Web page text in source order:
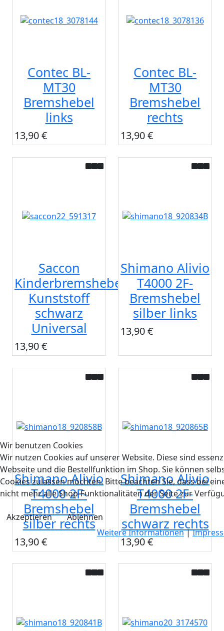
Contec BL-
MT30
Bremshebel
links
13,90 €
Contec BL-
MT30
Bremshebel
rechts
13,90 €
Saccon
Kinderbremshebel
Kunststoff
schwarz
Universal
13,90 €
Shimano Alivio
T4000 2F-
Bremshebel
silber links
13,90 €
Shimano Alivio
T4000 2F-
Bremshebel
silber rechts
13,90 €
Shimano Alivio
T4000 2F-
Bremshebel
schwarz rechts
13,90 €
Wir benutzen Cookies
Wir nutzen Cookies auf unserer Website. Diese sind
Webseite und die Bestellfunktion im Shop. Sie können
Cookies zulassen möchten. Bitte beachten Sie, dass bei
nicht mehr alle Shop-Funktionalitäten der Seite zur
Akzeptieren
Ablehnen
Weitere Informationen|